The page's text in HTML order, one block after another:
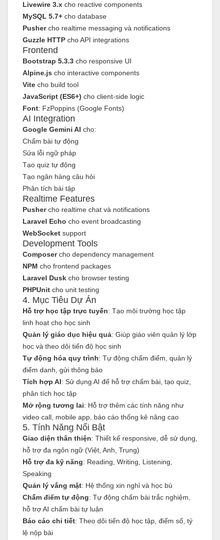
Livewire 3.x cho reactive components
MySQL 5.7+ cho database
Pushercho realtime messaging và notifications
Guzzle HTTP cho API integrations
Frontend
Bootstrap 5.3.3 cho responsive UI
Alpine.js cho interactive components
Vite cho build tool
JavaScript (ES6+) cho client-side logic
Font: FzPoppins (Google Fonts)
AI Integration
Google Gemini AI cho:
Chấm bài tự động
Sửa lỗi ngữ pháp
Tạo quiz tự động
Tạo ngân hàng câu hỏi
Phân tích bài tập
Realtime Features
Pushercho realtime chat và notifications
Laravel Echo cho event broadcasting
WebSocket support
Development Tools
Composercho dependency management
NPM cho frontend packages
Laravel Dusk cho browser testing
PHPUnit cho unit testing
4. Mục Tiêu Dự Án
Hỗ trợ học tập trực tuyến: Tạo môi trường học tập
linh hoạt cho học sinh
Quản lý giáo dục hiệu quả: Giúp giáo viên quản lý lớp
học và theo dõi tiến độ học sinh
Tự động hóa quy trình: Tự động chấm điểm, quản lý
điểm danh, gửi thông báo
Tích hợp AI: Sử dụng AI để hỗ trợ chấm bài, tạo quiz,
phân tích học tập
Mở rộng tương lai: Hỗ trợ thêm các tính năng như
video call, mobile app, báo cáo thống kê nâng cao
5. Tính Năng Nổi Bật
Giao diện thân thiện: Thiết kế responsive, dễ sử dụng,
hỗ trợ đa ngôn ngữ (Việt, Anh, Trung)
Hỗ trợ đa kỹ năng: Reading, Writing, Listening,
Speaking
Quản lý vắng mặt: Hệ thống xin nghỉ và học bù
Chấm điểm tự động: Tự động chấm bài trắc nghiệm,
hỗ trợ AI chấm bài tự luận
Báo cáo chi tiết: Theo dõi tiến độ học tập, điểm số, tỷ
lệ nộp bài